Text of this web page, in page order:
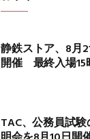
静鉄ストア、8月
開催 最終入場15
TAC、公務員試